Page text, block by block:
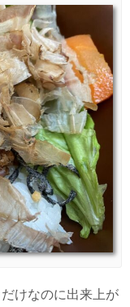
けなのに出来上が